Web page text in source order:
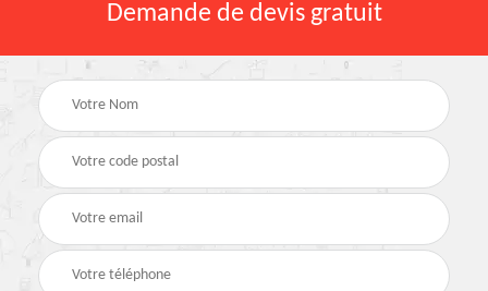
Demande de devis gratuit